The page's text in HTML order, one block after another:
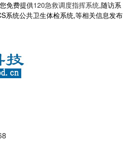
免费提供120急救调度指挥系统,随访系
系统公共卫生体检系统,等相关信息发布